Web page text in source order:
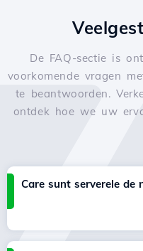
De FAQ-sectie is
voorkomende vragen
te beantwoorden.
ontdek hoe we uw
Care sunt serverele de